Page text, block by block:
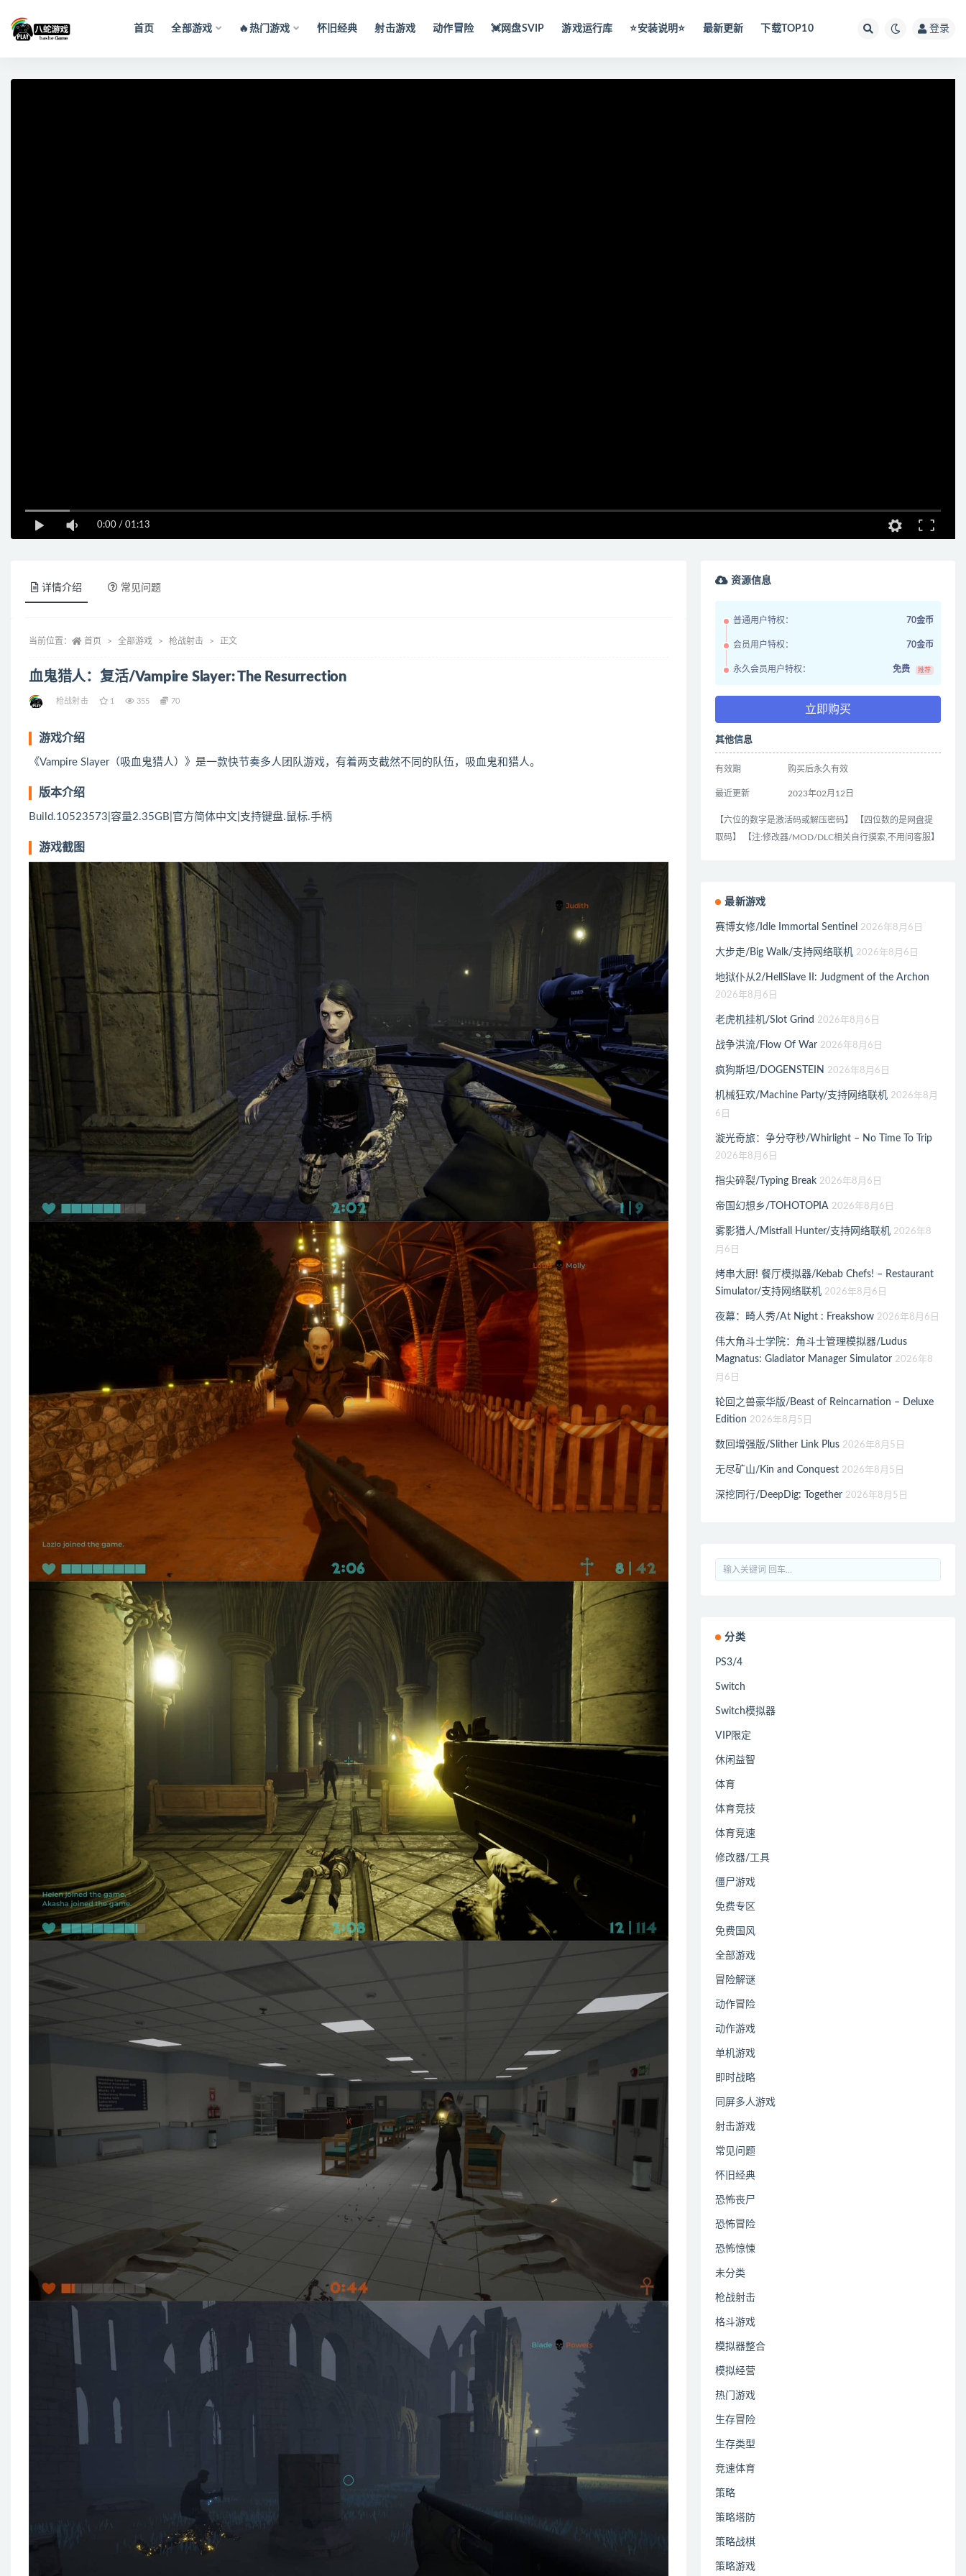
首页 全部游戏 🔥热门游戏 怀旧经典 射击游戏 动作冒险 💓网盘SVIP 游戏运行库 ⭐️安装说明⭐️ 最新更新 下载TOP10 登录
0:00 / 01:13
详情介绍 常见问题
当前位置： 首页 全部游戏 枪战射击 正文
血鬼猎人：复活/Vampire Slayer: The Resurrection
枪战射击 1 355 70
游戏介绍
《Vampire Slayer（吸血鬼猎人）》是一款快节奏多人团队游戏，有着两支截然不同的队伍，吸血鬼和猎人。
版本介绍
Build.10523573|容量2.35GB|官方简体中文|支持键盘.鼠标.手柄
游戏截图
资源信息
普通用户特权： 70金币
会员用户特权： 70金币
永久会员用户特权： 免费 推荐
立即购买
其他信息
有效期 购买后永久有效
最近更新 2023年02月12日
【六位的数字是激活码或解压密码】 【四位数的是网盘提
取码】 【注:修改器/MOD/DLC相关自行摸索,不用问客服】
最新游戏
赛博女修/Idle Immortal Sentinel 2026年8月6日
大步走/Big Walk/支持网络联机 2026年8月6日
地狱仆从2/HellSlave II: Judgment of the Archon
2026年8月6日
老虎机挂机/Slot Grind 2026年8月6日
战争洪流/Flow Of War 2026年8月6日
疯狗斯坦/DOGENSTEIN 2026年8月6日
机械狂欢/Machine Party/支持网络联机 2026年8月
6日
漩光奇旅：争分夺秒/Whirlight – No Time To Trip
2026年8月6日
指尖碎裂/Typing Break 2026年8月6日
帝国幻想乡/TOHOTOPIA 2026年8月6日
雾影猎人/Mistfall Hunter/支持网络联机 2026年8
月6日
烤串大厨! 餐厅模拟器/Kebab Chefs! – Restaurant
Simulator/支持网络联机 2026年8月6日
夜幕：畸人秀/At Night : Freakshow 2026年8月6日
伟大角斗士学院：角斗士管理模拟器/Ludus
Magnatus: Gladiator Manager Simulator 2026年8
月6日
轮回之兽豪华版/Beast of Reincarnation – Deluxe
Edition 2026年8月5日
数回增强版/Slither Link Plus 2026年8月5日
无尽矿山/Kin and Conquest 2026年8月5日
深挖同行/DeepDig: Together 2026年8月5日
分类
PS3/4
Switch
Switch模拟器
VIP限定
休闲益智
体育
体育竞技
体育竞速
修改器/工具
僵尸游戏
免费专区
免费国风
全部游戏
冒险解谜
动作冒险
动作游戏
单机游戏
即时战略
同屏多人游戏
射击游戏
常见问题
怀旧经典
恐怖丧尸
恐怖冒险
恐怖惊悚
未分类
枪战射击
格斗游戏
模拟器整合
模拟经营
热门游戏
生存冒险
生存类型
竞速体育
策略
策略塔防
策略战棋
策略游戏